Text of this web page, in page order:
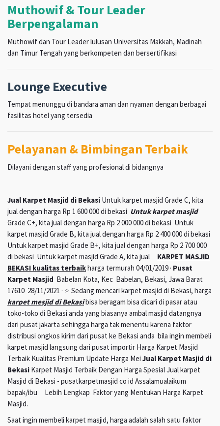
Muthowif & Tour Leader
Berpengalaman
Muthowif dan Tour Leader lulusan Universitas Makkah, Madinah
dan Timur Tengah yang berkompeten dan bersertifikasi
Lounge Executive
Tempat menunggu di bandara aman dan nyaman dengan berbagai
fasilitas hotel yang tersedia
Pelayanan & Bimbingan Terbaik
Dilayani dengan staff yang profesional di bidangnya
Jual Karpet Masjid di Bekasi Untuk karpet masjid Grade C, kita
jual dengan harga Rp 1 600 000 di bekasi Untuk karpet masjid
Grade C+, kita jual dengan harga Rp 2 000 000 di bekasi Untuk
karpet masjid Grade B, kita jual dengan harga Rp 2 400 000 di bekasi
Untuk karpet masjid Grade B+, kita jual dengan harga Rp 2 700 000
di bekasi Untuk karpet masjid Grade A, kita jual KARPET MASJID
BEKASI kualitas terbaikharga termurah 04/01/2019 · Pusat
Karpet Masjid Babelan Kota, Kec Babelan, Bekasi, Jawa Barat
17610 28/11/2021 · ⭐ Sedang mencari karpet masjid di Bekasi, harga
karpet mesjid di Bekasibisa beragam bisa dicari di pasar atau
toko-toko di Bekasi anda yang biasanya ambal masjid datangnya
dari pusat jakarta sehingga harga tak menentu karena faktor
distribusi ongkos kirim dari pusat ke Bekasi anda bila ingin membeli
karpet masjid langsung dari pusat importir Harga Karpet Masjid
Terbaik Kualitas Premium Update Harga Mei Jual Karpet Masjid di
Bekasi Karpet Masjid Terbaik Dengan Harga Spesial Jual karpet
Masjid di Bekasi - pusatkarpetmasjid co id Assalamualaikum
bapak/ibu Lebih Lengkap Faktor yang Mentukan Harga Karpet
Masjid.
Saat ingin membeli karpet masjid, harga adalah salah satu faktor